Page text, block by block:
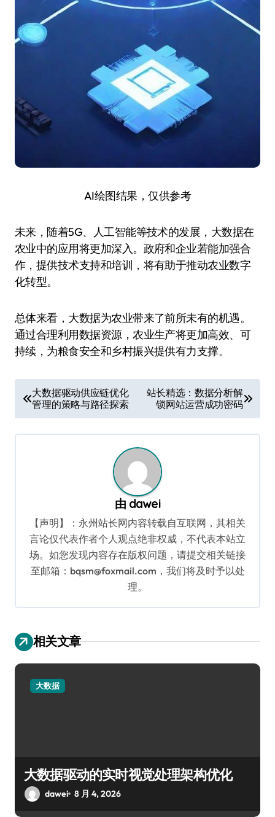
AI绘图结果，仅供参考
未来，随着5G、人工智能等技术的发展，大数据在
农业中的应用将更加深入。政府和企业若能加强合
作，提供技术支持和培训，将有助于推动农业数字
化转型。
总体来看，大数据为农业带来了前所未有的机遇。
通过合理利用数据资源，农业生产将更加高效、可
持续，为粮食安全和乡村振兴提供有力支撑。
章
导
大数据驱动供应链优化
管理的策略与路径探索
站长精选：数据分析解
锁网站运营成功密码
由 dawei
【声明】：永州站长网内容转载自互联网，其相关
言论仅代表作者个人观点绝非权威，不代表本站立
场。如您发现内容存在版权问题，请提交相关链接
至邮箱：bqsm@foxmail.com，我们将及时予以处
理。
相关文章
大数据
大数据驱动的实时视觉处理架构优化
dawei 8 月 4, 2026